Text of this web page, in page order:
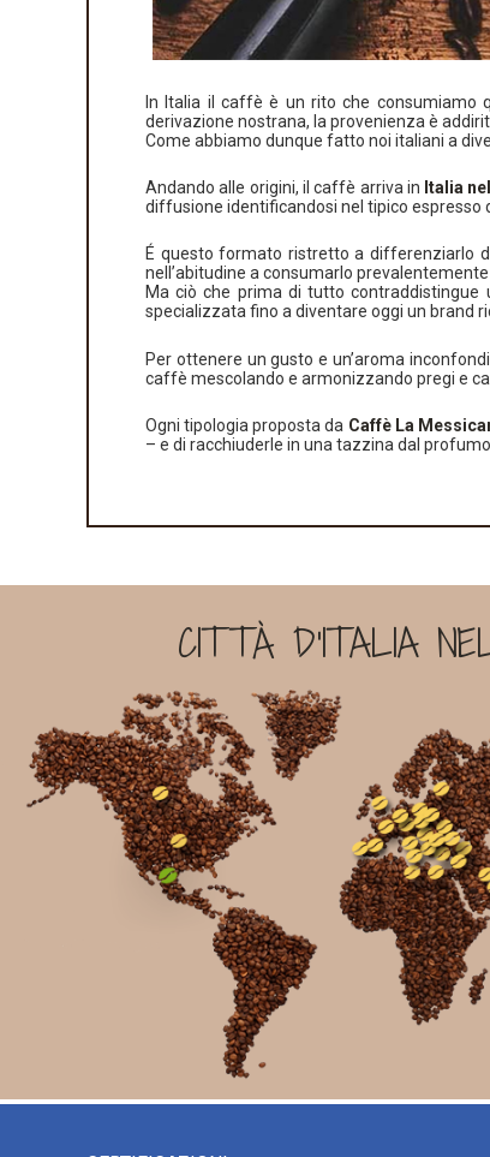
In Italia il caffè è un rito che consumiamo
derivazione nostrana, la provenienza è
Come abbiamo dunque fatto noi italiani a
Andando alle origini, il caffè arriva in Italia
diffusione identificandosi nel tipico
É questo formato ristretto a differenziarlo
nell’abitudine a consumarlo
Ma ciò che prima di tutto contraddistingue
specializzata fino a diventare oggi un brand
Per ottenere un gusto e un’aroma
caffè mescolando e armonizzando pregi e
Ogni tipologia proposta da Caffè La
– e di racchiuderle in una tazzina dal
CITTÀ D'ITALIA